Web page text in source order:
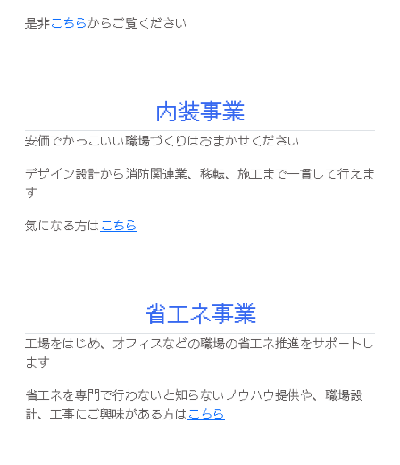
是非こちらからご覧ください
内装事業
安価でかっこいい職場づくりはおまかせください
デザイン設計から消防関連業、移転、施工まで一貫して行えま
す
気になる方は こちら
省エネ事業
工場をはじめ、オフィスなどの職場の省エネ推進をサポートし
ます
省エネを専門で行わないと知らないノウハウ提供や、職場設
計、工事にご興味がある方は こちら